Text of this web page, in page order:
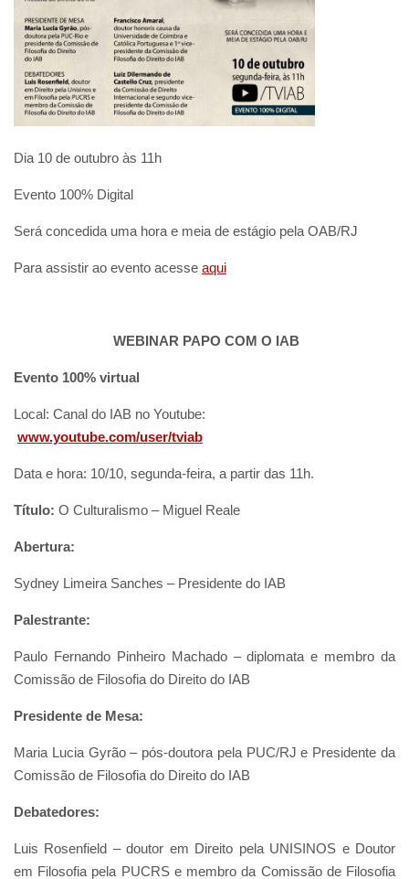
Dia 10 de outubro às 11h
Evento 100% Digital
Será concedida uma hora e meia de estágio pela OAB/RJ
Para assistir ao evento acesse aqui
WEBINAR PAPO COM O IAB
Evento 100% virtual
Local: Canal do IAB no Youtube:
www.youtube.com/user/tviab
Data e hora: 10/10, segunda-feira, a partir das 11h.
Título: O Culturalismo – Miguel Reale
Abertura:
Sydney Limeira Sanches – Presidente do IAB
Palestrante:
Paulo Fernando Pinheiro Machado – diplomata e membro da
Comissão de Filosofia do Direito do IAB
Presidente de Mesa:
Maria Lucia Gyrão – pós-doutora pela PUC/RJ e Presidente da
Comissão de Filosofia do Direito do IAB
Debatedores:
Luis Rosenfield – doutor em Direito pela UNISINOS e Doutor
em Filosofia pela PUCRS e membro da Comissão de Filosofia